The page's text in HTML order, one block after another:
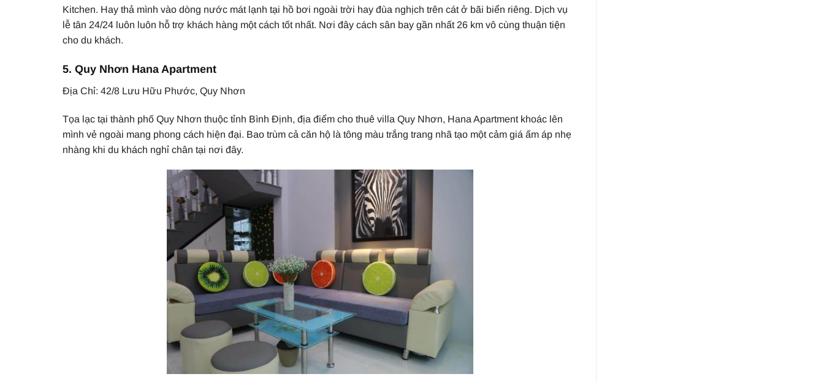
Kitchen. Hay thả mình vào dòng nước mát lạnh tại hồ bơi ngoài trời hay đùa nghịch trên cát ở bãi biển riêng. Dịch vụ
lễ tân 24/24 luôn luôn hỗ trợ khách hàng một cách tốt nhất. Nơi đây cách sân bay gần nhất 26 km vô cùng thuận tiện
cho du khách.
5. Quy Nhơn Hana Apartment
Địa Chỉ: 42/8 Lưu Hữu Phước, Quy Nhơn
Tọa lạc tại thành phố Quy Nhơn thuộc tỉnh Bình Định, địa điểm cho thuê villa Quy Nhơn, Hana Apartment khoác lên
mình vẻ ngoài mang phong cách hiện đại. Bao trùm cả căn hộ là tông màu trắng trang nhã tạo một cảm giá ấm áp nhẹ
nhàng khi du khách nghỉ chân tại nơi đây.